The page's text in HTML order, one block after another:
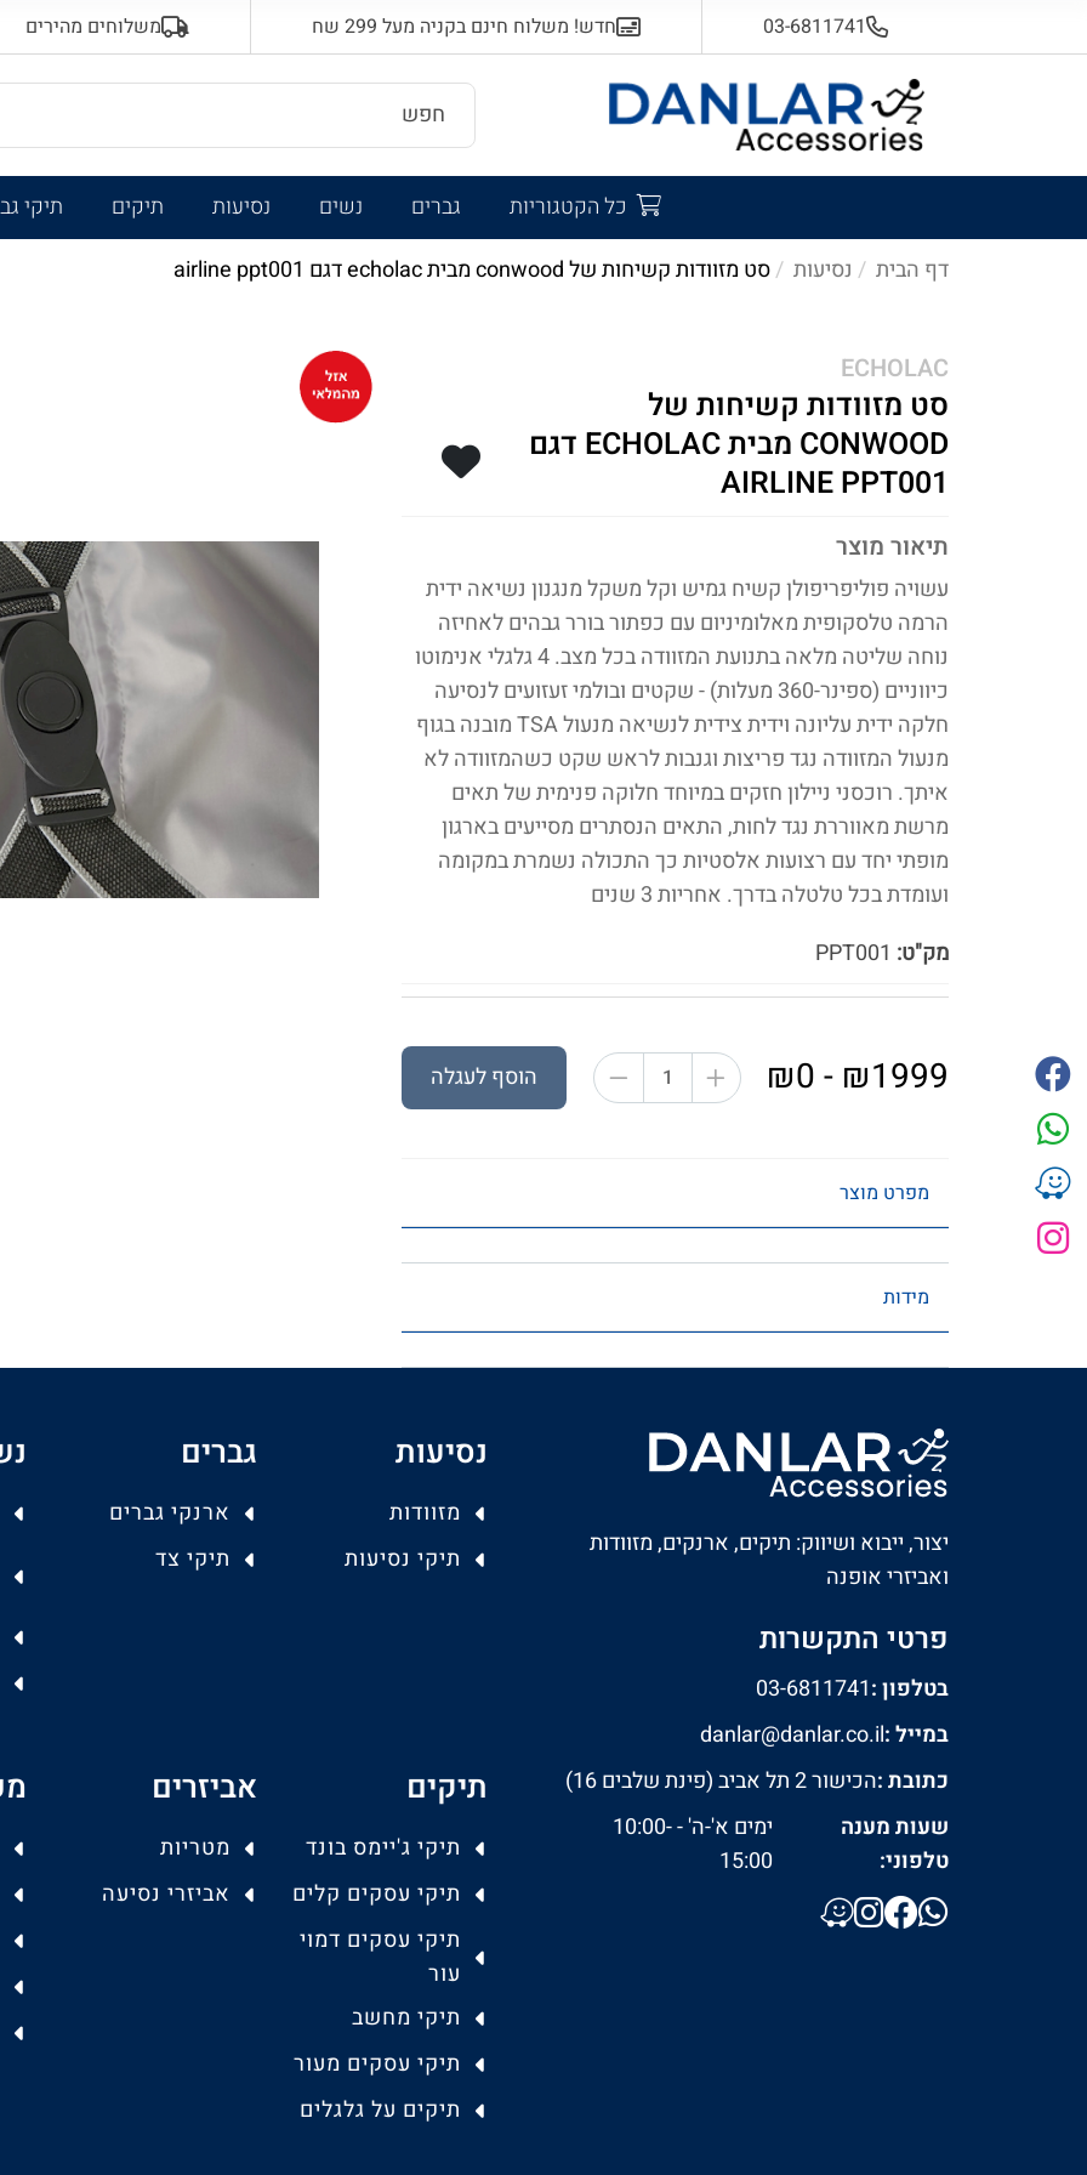
03-6811741 חדש! משלוח חינם בקניה מעל 299 שח משלוחים מהירים
כל הקטגוריות גברים נשים נסיעות תיקים
תיקי גב
דף הבית
נסיעות סט מזוודות קשיחות של conwood מבית echolac דגם airline ppt001
ECHOLAC
סט מזוודות קשיחות של
CONWOOD מבית ECHOLAC דגם
AIRLINE PPT001
תיאור מוצר
עשויה פוליפריפולן קשיח גמיש וקל משקל מנגנון נשיאה ‫ידית
הרמה טלסקופית מאלומיניום עם כפתור בורר גבהים לאחיזה
נוחה שליטה מלאה בתנועת המזוודה בכל מצב.‬ 4 גלגלי אנימוטו
כיווניים (ספינר-360 מעלות) - שקטים ובולמי זעזועים לנסיעה
חלקה ידית עליונה וידית צידית לנשיאה מנעול ‫TSA מובנה בגוף
מנעול המזוודה נגד פריצות וגנבות לראש שקט כשהמזוודה לא
איתך.‬ רוכסני ניילון חזקים במיוחד חלוקה פנימית של תאים
מרשת מאווררת נגד לחות, התאים הנסתרים מסייעים בארגון
מופתי יחד עם רצועות אלסטיות כך התכולה נשמרת במקומה
ועומדת בכל טלטלה בדרך. אחריות 3 שנים
מק"ט:
₪1999 - ₪0 הוסף לעגלה
מפרט מוצר
מידות
יצור, ייבוא ושיווק: תיקים, ארנקים, מזוודות
ואביזרי אופנה
פרטי התקשרות
בטלפון :03-6811741
במייל :danlar@danlar.co.il
כתובת :הכישור 2 תל אביב (פינת שלבים 16)
שעות מענה
טלפוני:
ימים א'-ה' - 10:00-
15:00
נסיעות
מזוודות
תיקי נסיעות
גברים
ארנקי גברים
תיקי צד
תיקים
תיקי ג'יימס בונד
תיקי עסקים קלים
תיקי עסקים דמוי
עור
תיקי מחשב
תיקי עסקים מעור
תיקים על גלגלים
אביזרים
מטריות
אביזרי נסיעה